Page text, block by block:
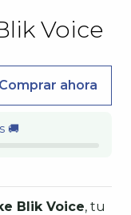
Voice
Comprar ahora
🚚
Blik Voice, tu